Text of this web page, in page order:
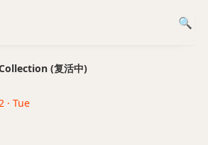
(复活中)
· Tue